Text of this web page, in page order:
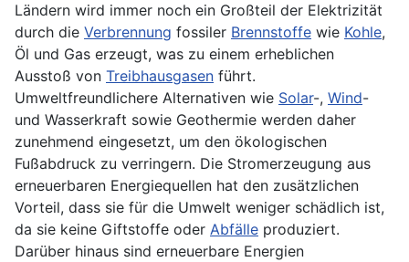
Ländern wird immer noch ein Großteil der Elektrizität
durch die Verbrennung fossiler Brennstoffe wie Kohle,
Öl und Gas erzeugt, was zu einem erheblichen
Ausstoß von Treibhausgasen führt.
Umweltfreundlichere Alternativen wie Solar-, Wind-
und Wasserkraft sowie Geothermie werden daher
zunehmend eingesetzt, um den ökologischen
Fußabdruck zu verringern. Die Stromerzeugung aus
erneuerbaren Energiequellen hat den zusätzlichen
Vorteil, dass sie für die Umwelt weniger schädlich ist,
da sie keine Giftstoffe oder Abfälle produziert.
Darüber hinaus sind erneuerbare Energien